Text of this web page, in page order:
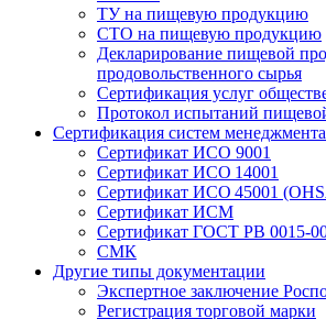
ТУ на пищевую продукцию
СТО на пищевую продукцию
Декларирование пищевой
продовольственного сырья
Сертификация услуг
Протокол испытаний
Сертификация систем
Сертификат ИСО 9001
Сертификат ИСО 14001
Сертификат ИСО 45001
Сертификат ИСМ
Сертификат ГОСТ РВ 0015-
СМК
Другие типы документации
Экспертное заключение
Регистрация торговой марки